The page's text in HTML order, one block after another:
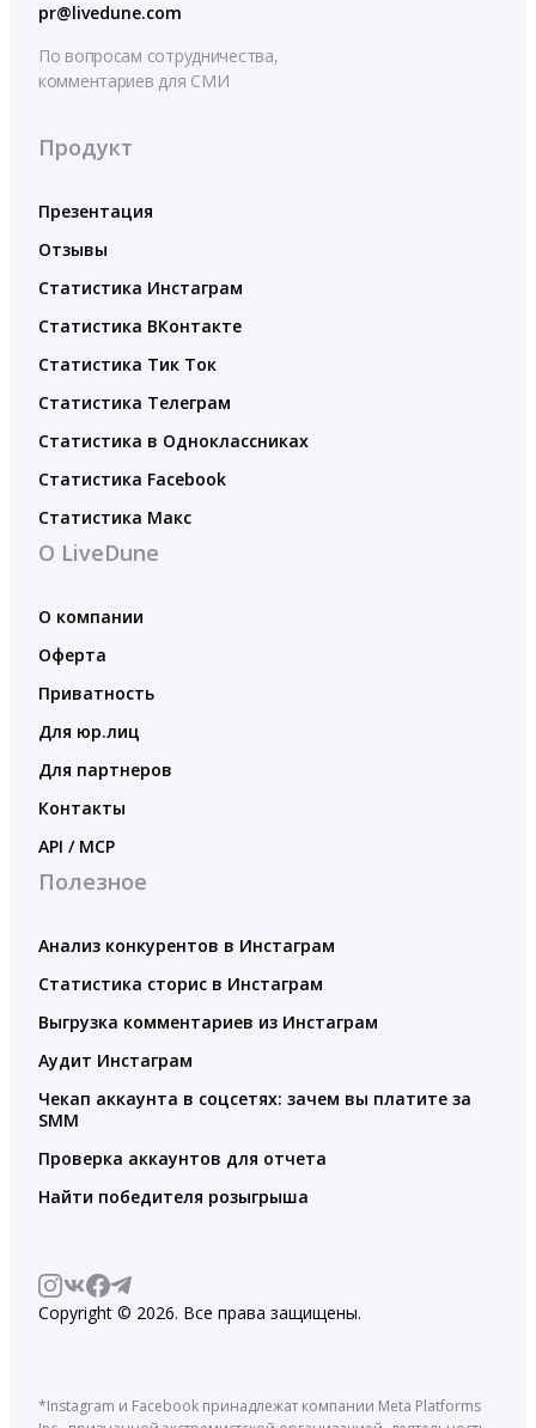
pr@livedune.com
По вопросам сотрудничества,
комментариев для СМИ
Продукт
Презентация
Отзывы
Статистика Инстаграм
Статистика ВКонтакте
Статистика Тик Ток
Статистика Телеграм
Статистика в Одноклассниках
Статистика Facebook
Статистика Макс
О LiveDune
О компании
Оферта
Приватность
Для юр.лиц
Для партнеров
Контакты
API / MCP
Полезное
Анализ конкурентов в Инстаграм
Статистика сторис в Инстаграм
Выгрузка комментариев из Инстаграм
Аудит Инстаграм
Чекап аккаунта в соцсетях: зачем вы платите за
SMM
Проверка аккаунтов для отчета
Найти победителя розыгрыша
Copyright © 2026. Все права защищены.
*Instagram и Facebook принадлежат компании Meta Platforms